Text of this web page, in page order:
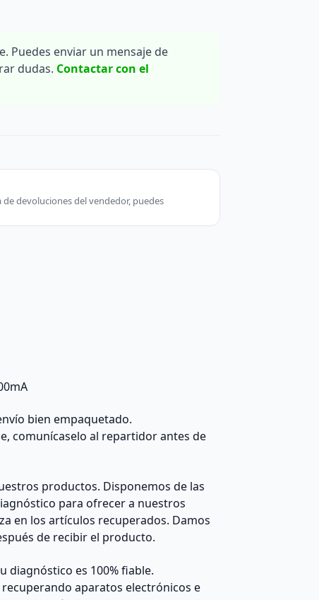
Puedes enviar un mensaje de
dudas. Contactar con el
devoluciones del vendedor, puedes
bien empaquetado.
comunícaselo al repartidor antes de
productos. Disponemos de las
para ofrecer a nuestros
en los artículos recuperados. Damos
de recibir el producto.
diagnóstico es 100% fiable.
aparatos electrónicos e